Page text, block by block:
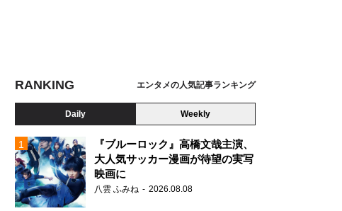
RANKING エンタメの人気記事ランキング
Daily Weekly
『ブルーロック』高橋文哉主演、
大人気サッカー漫画が待望の実写
映画に
八雲 ふみね 2026.08.08